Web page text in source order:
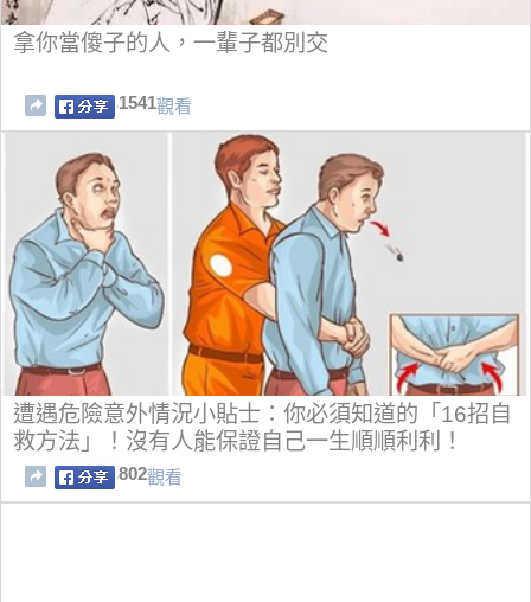
拿你當傻子的人，一輩子都別交
1541觀看
遭遇危險意外情況小貼士：你必須知道的「16招自
救方法」！沒有人能保證自己一生順順利利！
802觀看